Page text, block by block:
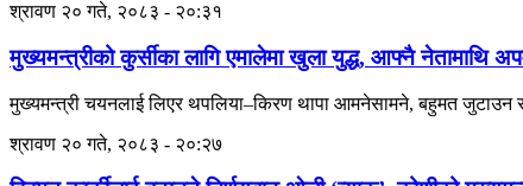
श्रावण २० गते, २०८३ - २०:३१
मुख्यमन्त्रीको कुर्सीका लागि एमालेमा खुला युद्ध, आफ्नै नेतामाथि
मुख्यमन्त्री चयनलाई लिएर थपलिया–किरण थापा आमनेसामने, बहुमत जुटाउन
श्रावण २० गते, २०८३ - २०:२७